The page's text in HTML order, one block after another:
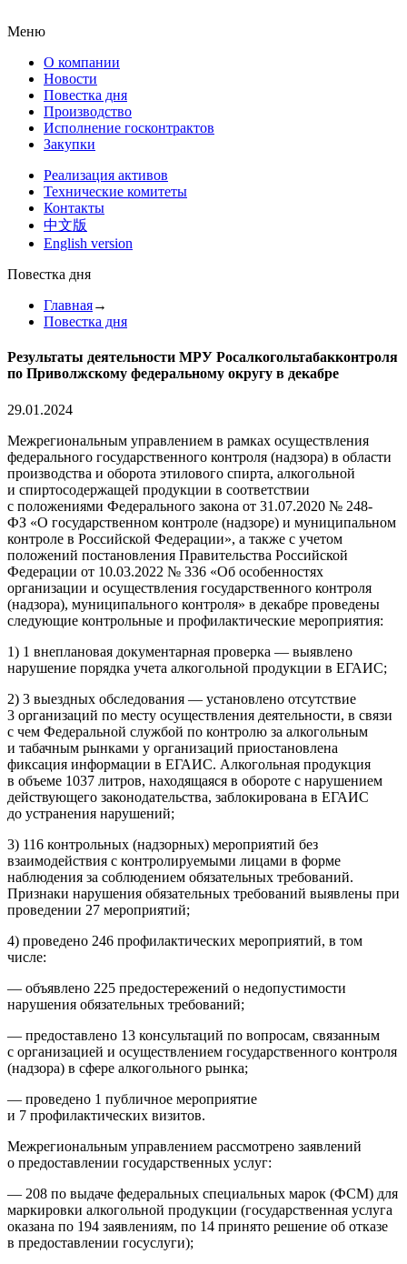
Меню
О компании
Новости
Повестка дня
Производство
Исполнение госконтрактов
Закупки
Реализация активов
Технические комитеты
Контакты
中文版
English version
Повестка дня
Главная→
Повестка дня
Результаты деятельности МРУ Росалкогольтабакконтроля
по Приволжскому федеральному округу в декабре
29.01.2024
Межрегиональным управлением в рамках осуществления
федерального государственного контроля (надзора) в области
производства и оборота этилового спирта, алкогольной
и спиртосодержащей продукции в соответствии
с положениями Федерального закона от 31.07.2020 № 248-
ФЗ «О государственном контроле (надзоре) и муниципальном
контроле в Российской Федерации», а также с учетом
положений постановления Правительства Российской
Федерации от 10.03.2022 № 336 «Об особенностях
организации и осуществления государственного контроля
(надзора), муниципального контроля» в декабре проведены
следующие контрольные и профилактические мероприятия:
1) 1 внеплановая документарная проверка — выявлено
нарушение порядка учета алкогольной продукции в ЕГАИС;
2) 3 выездных обследования — установлено отсутствие
3 организаций по месту осуществления деятельности, в связи
с чем Федеральной службой по контролю за алкогольным
и табачным рынками у организаций приостановлена
фиксация информации в ЕГАИС. Алкогольная продукция
в объеме 1037 литров, находящаяся в обороте с нарушением
действующего законодательства, заблокирована в ЕГАИС
до устранения нарушений;
3) 116 контрольных (надзорных) мероприятий без
взаимодействия с контролируемыми лицами в форме
наблюдения за соблюдением обязательных требований.
Признаки нарушения обязательных требований выявлены при
проведении 27 мероприятий;
4) проведено 246 профилактических мероприятий, в том
числе:
— объявлено 225 предостережений о недопустимости
нарушения обязательных требований;
— предоставлено 13 консультаций по вопросам, связанным
с организацией и осуществлением государственного контроля
(надзора) в сфере алкогольного рынка;
— проведено 1 публичное мероприятие
и 7 профилактических визитов.
Межрегиональным управлением рассмотрено заявлений
о предоставлении государственных услуг:
— 208 по выдаче федеральных специальных марок (ФСМ) для
маркировки алкогольной продукции (государственная услуга
оказана по 194 заявлениям, по 14 принято решение об отказе
в предоставлении госуслуги);